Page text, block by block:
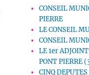
CONSEIL
PIERRE
LE CONSEIL
CONSEIL
LE 1er
PONT PIERRE
CINQ